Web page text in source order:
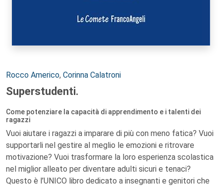
Autori:
Rocco Americo, Corinna Calatroni
Superstudenti.
Come potenziare la capacità di apprendimento e i talenti dei
ragazzi
Vuoi aiutare i ragazzi a imparare di più con meno fatica? Vuoi
supportarli nel gestire al meglio le emozioni e ritrovare
motivazione? Vuoi trasformare la loro esperienza scolastica
nel miglior alleato per diventare adulti sicuri e tenaci?
Questo è l’UNICO libro dedicato a insegnanti e genitori che